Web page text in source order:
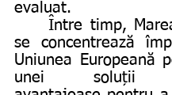
evaluat.
	Între timp, Marea Britanie
se concentrează
Uniunea Europeană
unei soluții